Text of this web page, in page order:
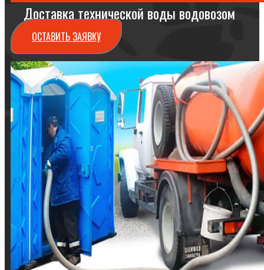
Доставка технической воды водовозом
ОСТАВИТЬ ЗАЯВКУ